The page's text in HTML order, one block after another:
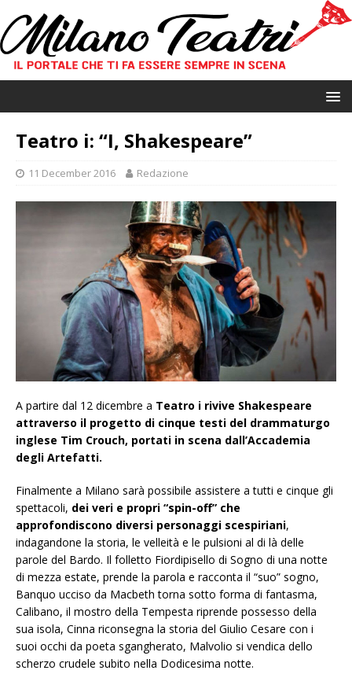
Teatro i: “I, Shakespeare”
11 December 2016 Redazione
A partire dal 12 dicembre a Teatro i rivive Shakespeare
attraverso il progetto di cinque testi del drammaturgo
inglese Tim Crouch, portati in scena dall’Accademia
degli Artefatti.
Finalmente a Milano sarà possibile assistere a tutti e cinque gli
spettacoli, dei veri e propri “spin-off” che
approfondiscono diversi personaggi scespiriani,
indagandone la storia, le velleità e le pulsioni al di là delle
parole del Bardo. Il folletto Fiordipisello di Sogno di una notte
di mezza estate, prende la parola e racconta il “suo” sogno,
Banquo ucciso da Macbeth torna sotto forma di fantasma,
Calibano, il mostro della Tempesta riprende possesso della
sua isola, Cinna riconsegna la storia del Giulio Cesare con i
suoi occhi da poeta sgangherato, Malvolio si vendica dello
scherzo crudele subito nella Dodicesima notte.